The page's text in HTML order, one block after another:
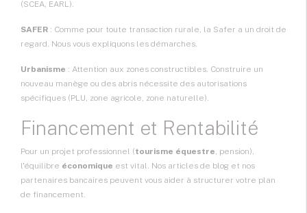
(SCEA, EARL).
SAFER : Comme pour toute transaction rurale, la Safer a un droit de
regard. Nous vous expliquons les démarches.
Urbanisme : Attention aux zones constructibles. Construire un
nouveau manège ou des abris nécessite des autorisations
spécifiques (PLU, zone agricole, zone naturelle).
Financement et Rentabilité
Pour un projet professionnel (tourisme équestre, pension),
l'équilibre économique est vital. Nos articles de blog et nos
partenaires bancaires peuvent vous aider à structurer votre plan
de financement.